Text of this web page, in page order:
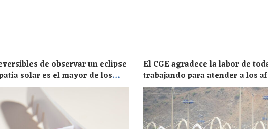
de observar un eclipse
solar es el mayor de los
El CGE agradece la labor de
trabajando para atender a los